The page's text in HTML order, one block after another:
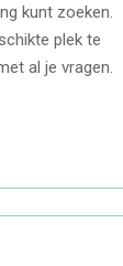
kunt zoeken.
plek te
al je vragen.